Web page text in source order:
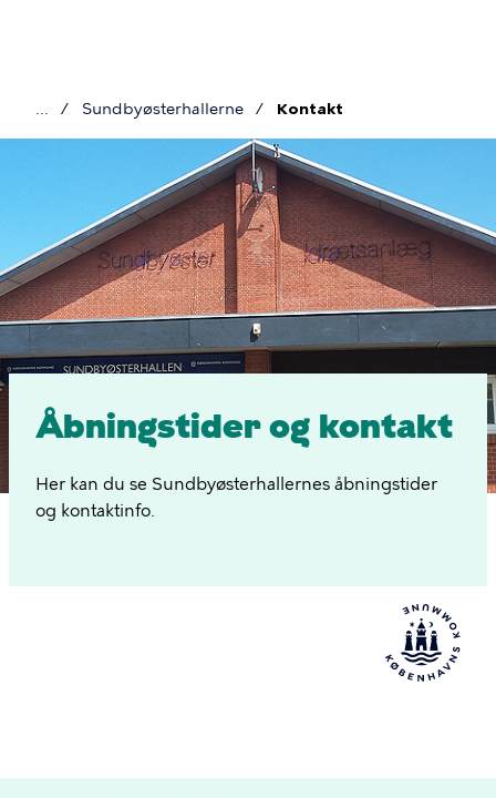
Brødkrumme
Sundbyøsterhallerne Kontakt
Kontakt
-
Sundbyøsterhallerne
Åbningstider og kontakt
Her kan du se Sundbyøsterhallernes åbningstider
og kontaktinfo.